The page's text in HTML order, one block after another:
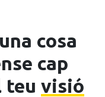
cosa
cap
teu visió